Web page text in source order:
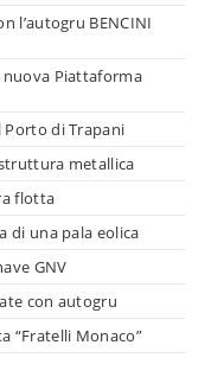
l’autogru BENCINI
nuova Piattaforma
Porto di Trapani
metallica
flotta
di una pala eolica
GNV
con autogru
“Fratelli Monaco”